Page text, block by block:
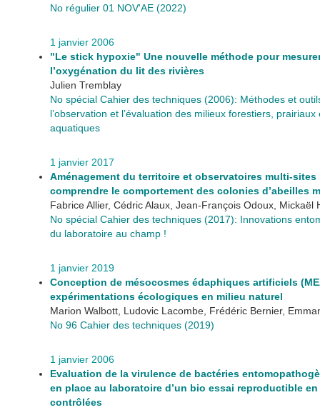
No régulier 01 NOV'AE (2022)
1 janvier 2006
"Le stick hypoxie" Une nouvelle méthode pour
l’oxygénation du lit des rivières
Julien Tremblay
No spécial Cahier des techniques (2006): Méthodes et
l’observation et l’évaluation des milieux forestiers, prairiaux
aquatiques
1 janvier 2017
Aménagement du territoire et observatoires multi-sites
comprendre le comportement des colonies d’abeilles
Fabrice Allier, Cédric Alaux, Jean-François Odoux, Mickaël
No spécial Cahier des techniques (2017): Innovations
du laboratoire au champ !
1 janvier 2019
Conception de mésocosmes édaphiques artificiels
expérimentations écologiques en milieu naturel
Marion Walbott, Ludovic Lacombe, Frédéric Bernier,
No 96 Cahier des techniques (2019)
1 janvier 2006
Evaluation de la virulence de bactéries
en place au laboratoire d’un bio essai reproductible
contrôlées